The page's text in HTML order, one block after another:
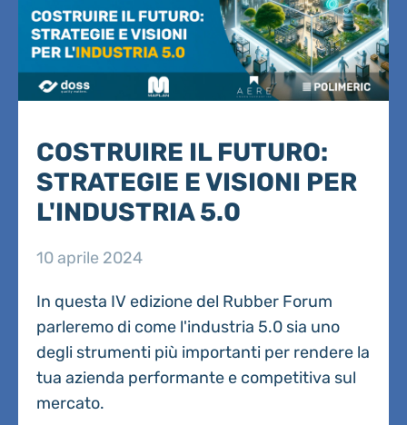
COSTRUIRE IL FUTURO:
STRATEGIE E VISIONI PER
L'INDUSTRIA 5.0
10 aprile 2024
In questa IV edizione del Rubber Forum
parleremo di come l'industria 5.0 sia uno
degli strumenti più importanti per rendere la
tua azienda performante e competitiva sul
mercato.